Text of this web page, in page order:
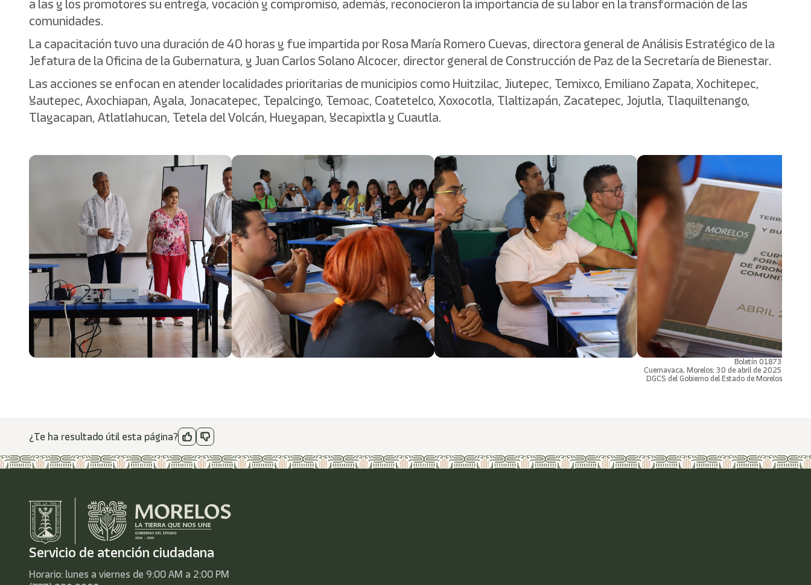
a las y los promotores su entrega, vocación y compromiso, además, reconocieron la importancia de su labor en la transformación de las
comunidades.
La capacitación tuvo una duración de 40 horas y fue impartida por Rosa María Romero Cuevas, directora general de Análisis Estratégico de la
Jefatura de la Oficina de la Gubernatura, y Juan Carlos Solano Alcocer, director general de Construcción de Paz de la Secretaría de Bienestar.
Las acciones se enfocan en atender localidades prioritarias de municipios como Huitzilac, Jiutepec, Temixco, Emiliano Zapata, Xochitepec,
Yautepec, Axochiapan, Ayala, Jonacatepec, Tepalcingo, Temoac, Coatetelco, Xoxocotla, Tlaltizapán, Zacatepec, Jojutla, Tlaquiltenango,
Tlayacapan, Atlatlahucan, Tetela del Volcán, Hueyapan, Yecapixtla y Cuautla.
Boletín 01873
Cuernavaca, Morelos; 30 de abril de 2025
DGCS del Gobierno del Estado de Morelos
¿Te ha resultado útil esta página?
Servicio de atención ciudadana
Horario: lunes a viernes de 9:00 AM a 2:00 PM